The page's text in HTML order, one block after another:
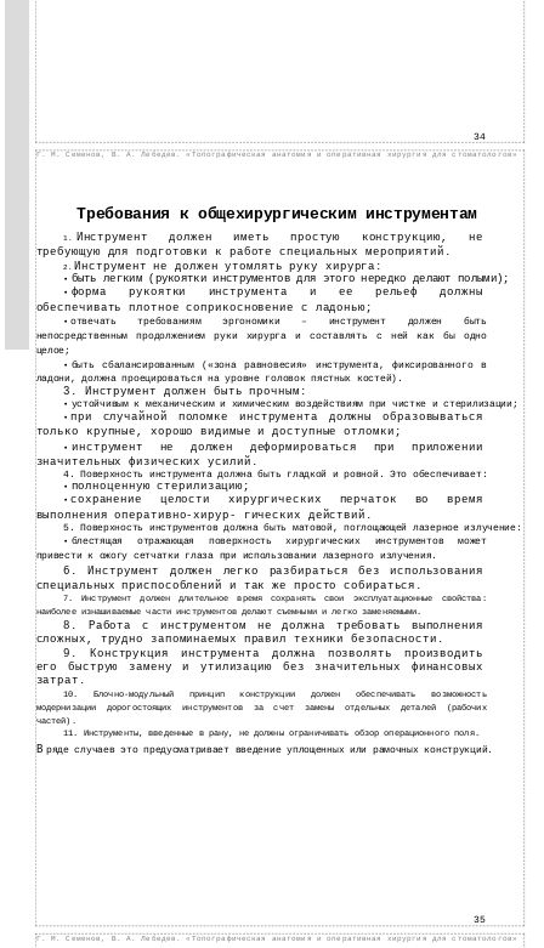
34
Г. М. Семенов, В. А. Лебедев. «Топографическая анатомия и оперативная хирургия для стоматологов»
Требования к общехирургическим инструментам
1. Инструмент должен иметь простую конструкцию, не
требующую для подготовки к работе специальных мероприятий.
2. Инструмент не должен утомлять руку хирурга:
• быть легким (рукоятки инструментов для этого нередко делают полыми);
• форма рукоятки инструмента и ее рельеф должны
обеспечивать плотное соприкосновение с ладонью;
• отвечать требованиям эргономики – инструмент должен быть
непосредственным продолжением руки хирурга и составлять с ней как бы одно
целое;
• быть сбалансированным («зона равновесия» инструмента, фиксированного в
ладони, должна проецироваться на уровне головок пястных костей).
3. Инструмент должен быть прочным:
• устойчивым к механическим и химическим воздействиям при чистке и стерилизации;
• при случайной поломке инструмента должны образовываться
только крупные, хорошо видимые и доступные отломки;
• инструмент не должен деформироваться при приложении
значительных физических усилий.
4. Поверхность инструмента должна быть гладкой и ровной. Это обеспечивает:
• полноценную стерилизацию;
• сохранение целости хирургических перчаток во время
выполненияоперативно-хирур- гических действий.
5. Поверхность инструментов должна быть матовой, поглощающей лазерное излучение:
• блестящая отражающая поверхность хирургических инструментов может
привести к ожогу сетчатки глаза при использовании лазерного излучения.
6. Инструмент должен легко разбираться без использования
специальных приспособлений и так же просто собираться.
7. Инструмент должен длительное время сохранять свои эксплуатационные свойства:
наиболее изнашиваемые части инструментов делают съемными и легко заменяемыми.
8. Работа с инструментом не должна требовать выполнения
сложных, трудно запоминаемых правил техники безопасности.
9. Конструкция инструмента должна позволять производить
его быструю замену и утилизацию без значительных финансовых
затрат.
10. Блочно-модульный принцип конструкции должен обеспечивать возможность
модернизации дорогостоящих инструментов за счет замены отдельных деталей (рабочих
частей).
11. Инструменты, введенные в рану, не должны ограничивать обзор операционного поля.
В ряде случаев это предусматривает введение уплощенных или рамочных конструкций.
35
Г. М. Семенов, В. А. Лебедев. «Топографическая анатомия и оперативная хирургия для стоматологов»